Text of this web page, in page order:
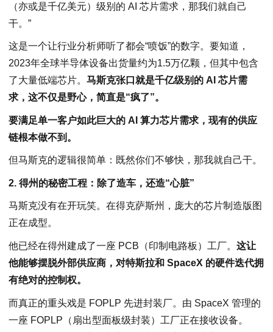
（亦或是千亿美元）级别的 AI 芯片需求，那我们就自己
干。”
这是一个让行业分析师听了都会“喷饭”的数字。要知道，
2023年全球半导体设备出货量约为1.5万亿颗，但其中包含
了大量低端芯片。 马斯克张口就是千亿级别的 AI 芯片需
求，这不仅是野心，简直是“疯了”。
要满足单一客户如此巨大的 AI 算力芯片需求，现有的供应
链根本做不到。
但马斯克的逻辑很简单：既然你们不够快，那我就自己干。
2. 得州的秘密工程：除了造车，还造“心脏”
马斯克没有在开玩笑。在得克萨斯州，庞大的芯片制造版图
正在成型。
他已经在得州建成了一座 PCB（印制电路板）工厂。 这让
他能够摆脱外部供应商，对特斯拉和 SpaceX 的硬件迭代拥
有绝对的控制权。
而真正的重头戏是 FOPLP 先进封装厂。由 SpaceX 管理的
一座 FOPLP（扇出型面板级封装）工厂正在接收设备。